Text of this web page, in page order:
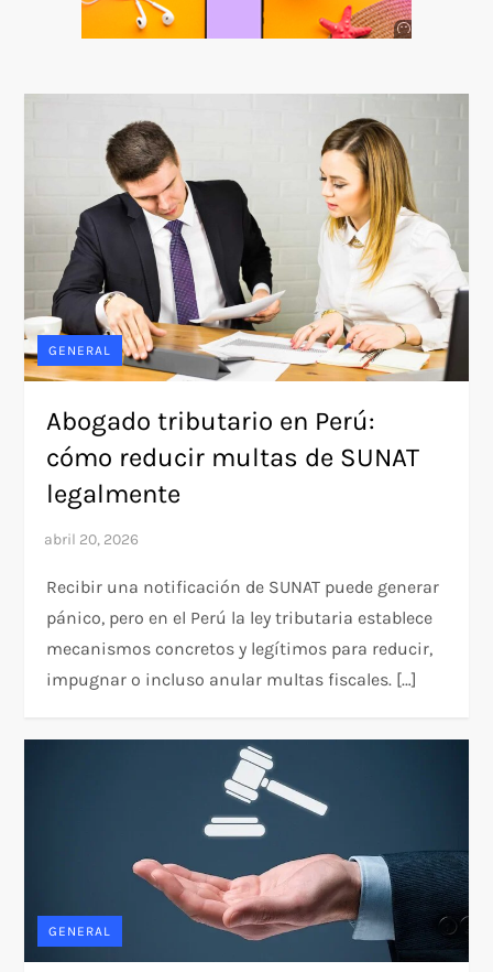
GENERAL
Abogado tributario en Perú:
cómo reducir multas de SUNAT
legalmente
Recibir una notificación de SUNAT puede generar
pánico, pero en el Perú la ley tributaria establece
mecanismos concretos y legítimos para reducir,
impugnar o incluso anular multas fiscales. […]
GENERAL